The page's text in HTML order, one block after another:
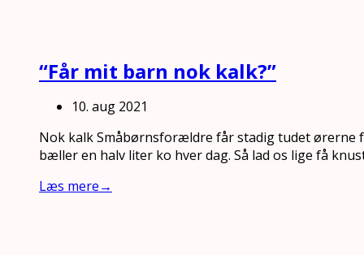
“Får mit barn nok kalk?”
10. aug 2021
Nok kalk Småbørnsforældre får stadig tudet ørerne
bæller en halv liter ko hver dag. Så lad os lige få
Læs mere→